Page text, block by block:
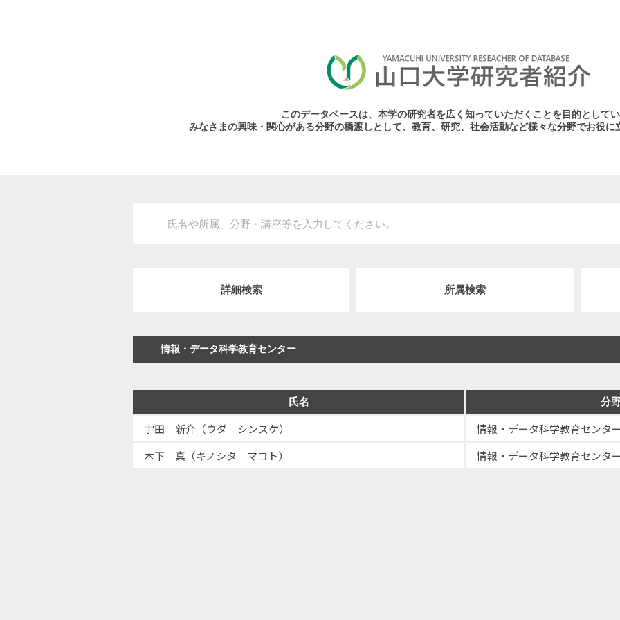
このデータベースは、本学の研究者を広く知っていただくことを目的としてい
みなさまの興味・関心がある分野の橋渡しとして、教育、研究、社会活動など様々な分野でお役に
詳細検索 所属検索
情報・データ科学教育センター
氏名 分
宇田 新介（ウダ シンスケ）
情報・データ科学教育センター
木下 真（キノシタ マコト）
情報・データ科学教育センター